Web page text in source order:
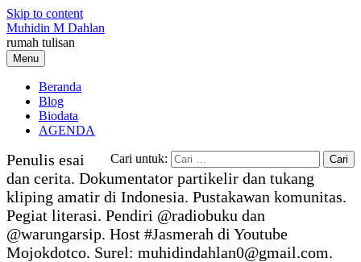
Skip to content
Muhidin M Dahlan
rumah tulisan
Menu
Beranda
Blog
Biodata
AGENDA
Cari untuk:
Penulis esai
dan cerita. Dokumentator partikelir dan tukang
kliping amatir di Indonesia. Pustakawan komunitas.
Pegiat literasi. Pendiri @radiobuku dan
@warungarsip. Host #Jasmerah di Youtube
Mojokdotco. Surel: muhidindahlan0@gmail.com.